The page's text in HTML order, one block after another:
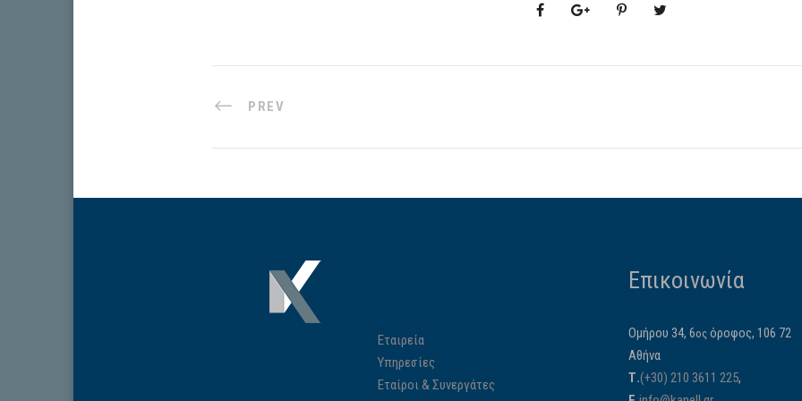
PREV
Εταιρεία
Υπηρεσίες
Εταίροι & Συνεργάτες
Επικοινωνία
Ομήρου 34, 6ος όροφος, 106 72
Αθήνα
Τ.(+30) 210 3611 225,